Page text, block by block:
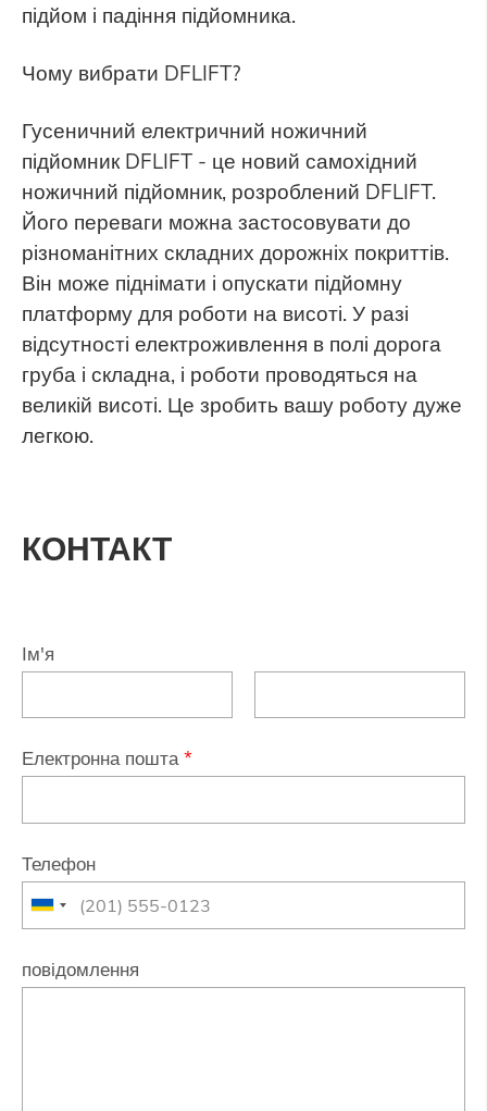
підйом і падіння підйомника.
Чому вибрати DFLIFT?
Гусеничний електричний ножичний
підйомник DFLIFT - це новий самохідний
ножичний підйомник, розроблений DFLIFT.
Його переваги можна застосовувати до
різноманітних складних дорожніх покриттів.
Він може піднімати і опускати підйомну
платформу для роботи на висоті. У разі
відсутності електроживлення в полі дорога
груба і складна, і роботи проводяться на
великій висоті. Це зробить вашу роботу дуже
легкою.
КОНТАКТ
Ім'я
Електронна пошта *
Телефон
повідомлення